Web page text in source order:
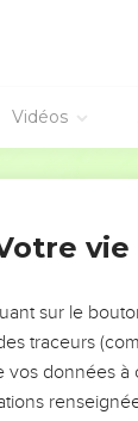
Vidéos
ÉVITER LES
réussites, leur
difficiles qu'ils
sur le
traceurs
vos données